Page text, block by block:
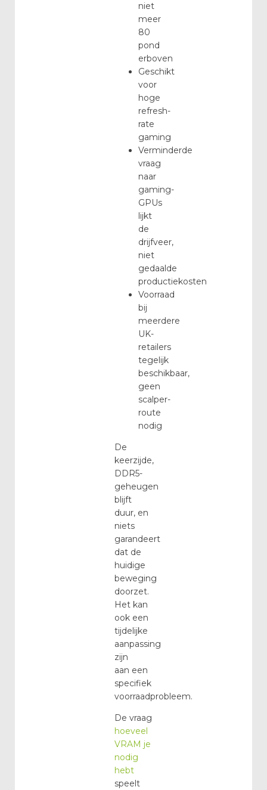
niet
meer
80
pond
erboven
Geschikt
voor
hoge
refresh-
rate
gaming
Verminderde
vraag
naar
gaming-
GPUs
lijkt
de
drijfveer,
niet
gedaalde
productiekosten
Voorraad
bij
meerdere
UK-
retailers
tegelijk
beschikbaar,
geen
scalper-
route
nodig
De
keerzijde,
DDR5-
geheugen
blijft
duur, en
niets
garandeert
dat de
huidige
beweging
doorzet.
Het kan
ook een
tijdelijke
aanpassing
zijn
aan een
specifiek
voorraadprobleem.
De vraag
hoeveel
VRAM je
nodig
hebt
speelt